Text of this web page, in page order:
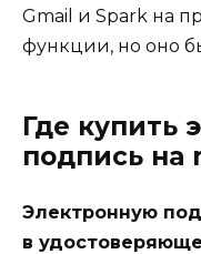
Gmail и Spark на
функции, но оно
Где купить
подпись на
Электронную
в